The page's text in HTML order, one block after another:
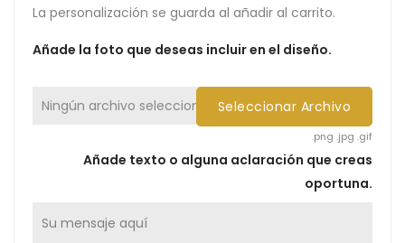
La personalización se guarda al añadir al carrito.
Añade la foto que deseas incluir en el diseño.
Ningún archivo seleccionadoSeleccionar Archivo
.png .jpg .gif
Añade texto o alguna aclaración que creas
oportuna.